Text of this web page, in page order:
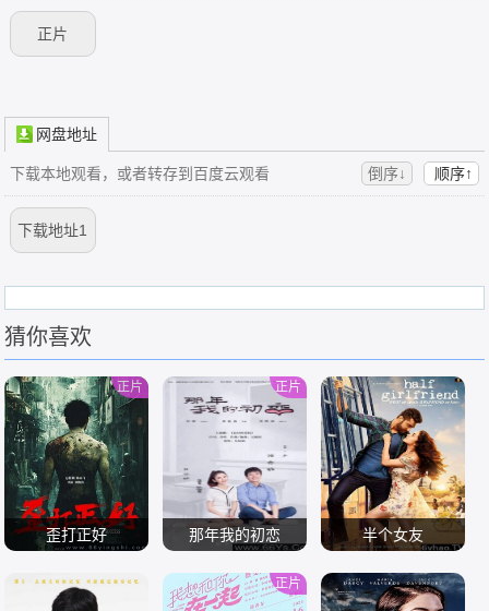
正片
网盘地址
下载本地观看，或者转存到百度云观看 倒序↓ 顺序↑
下载地址1
猜你喜欢
歪打正好
正片
那年我的初恋
正片
半个女友
正片